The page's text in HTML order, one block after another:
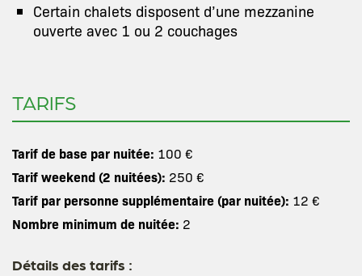
Certain chalets disposent d’une mezzanine
ouverte avec 1 ou 2 couchages
TARIFS
Tarif de base par nuitée: 100 €
Tarif weekend (2 nuitées): 250 €
Tarif par personne supplémentaire (par nuitée): 12 €
Nombre minimum de nuitée: 2
Détails des tarifs :